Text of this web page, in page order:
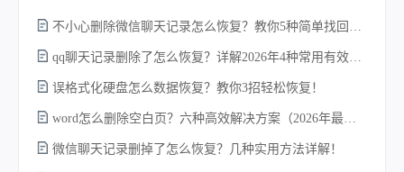
不小心删除微信聊天记录怎么恢复？教你5种简单找回的方法！
qq聊天记录删除了怎么恢复？详解2026年4种常用有效的方法（支持.db数据库提取）
误格式化硬盘怎么数据恢复？教你3招轻松恢复！
word怎么删除空白页？六种高效解决方案（2026年最新实操指南）！
微信聊天记录删掉了怎么恢复？几种实用方法详解！